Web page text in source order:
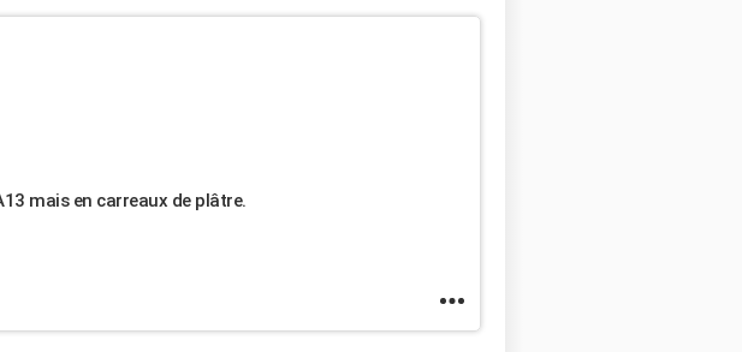
mais en carreaux de plâtre.